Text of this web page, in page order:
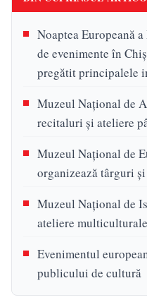
Noaptea Europeană
de evenimente în
pregătit principalele
Muzeul Național de
recitaluri și ateliere
Muzeul Național de
organizează târguri
Muzeul Național de
ateliere
Evenimentul
publicului de cultură